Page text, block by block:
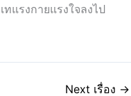
รงกายแรงใจลงไป
Next เรื่อง →